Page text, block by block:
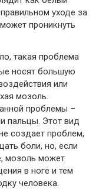
уходе за
проникнуть
такая проблема
носят большую
или
мозоль.
проблемы –
пальцы. Этот вид
создает проблем,
боли, но, если
мозоль может
в ноге и тем
человека.